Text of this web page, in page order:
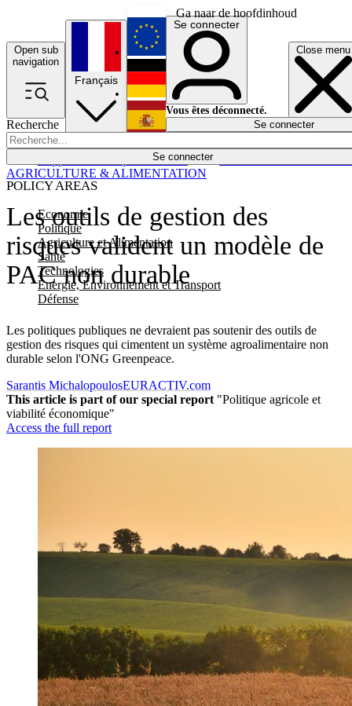
Ga naar de hoofdinhoud
Open sub
navigation
Close menu
Recherche
Se connecter
POLICY AREAS
Economie
Politique
Agriculture et Alimentation
Santé
Technologies
Energie, Environnement et Transport
Défense
Économie
Français
English
Deutsch
Español
Se connecter
Vous êtes déconnecté.
Se connecter
Les outils de gestion des
risques valident un modèle de
PAC non durable
Les politiques publiques ne devraient pas soutenir des outils de
gestion des risques qui cimentent un système agroalimentaire non
durable selon l'ONG Greenpeace.
AGRICULTURE & ALIMENTATION
Sarantis MichalopoulosEURACTIV.com
This article is part of our special report "Politique agricole et
viabilité économique"
Access the full report